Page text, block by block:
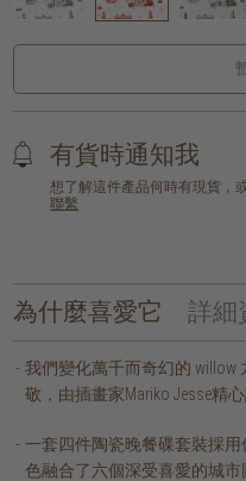
有貨時通知我
想了解這件產品何時有現貨，
聯繫
為什麼喜愛它 詳細
我們變化萬千而奇幻的 willow
敬，由插畫家Mariko Jesse精心
一套四件陶瓷晚餐碟套裝採
色融合了六個深受喜愛的城市